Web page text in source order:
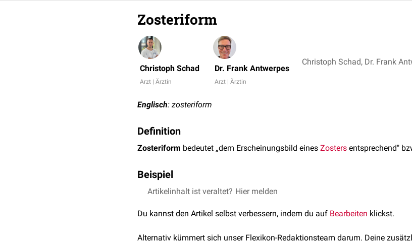
Zosteriform
Christoph Schad
Arzt | Ärztin
Dr. Frank Antwerpes
Arzt | Ärztin
Christoph Schad, Dr. Frank
Englisch: zosteriform
Definition
Zosteriform bedeutet „dem Erscheinungsbild eines Zosters entsprechend"
Beispiel
Porokeratosis zosteriformis
Artikelinhalt ist veraltet? Hier melden
Du kannst den Artikel selbst verbessern, indem du auf Bearbeiten klickst.
Alternativ kümmert sich unser Flexikon-Redaktionsteam darum. Deine